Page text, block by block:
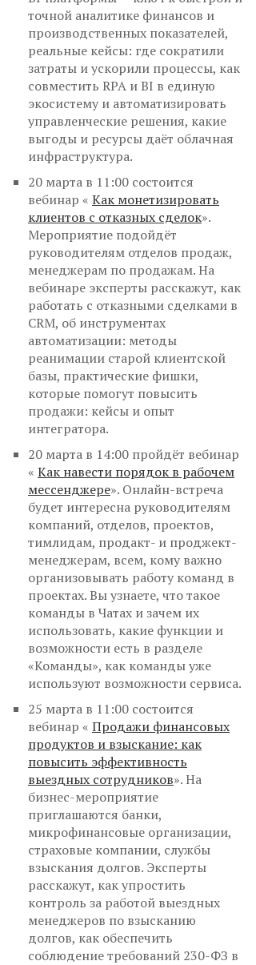
точной аналитике финансов и
производственных показателей,
реальные кейсы: где сократили
затраты и ускорили процессы, как
совместить RPA и BI в единую
экосистему и автоматизировать
управленческие решения, какие
выгоды и ресурсы даёт облачная
инфраструктура.
20 марта в 11:00 состоится
вебинар « Как монетизировать
клиентов с отказных сделок».
Мероприятие подойдёт
руководителям отделов продаж,
менеджерам по продажам. На
вебинаре эксперты расскажут, как
работать с отказными сделками в
CRM, об инструментах
автоматизации: методы
реанимации старой клиентской
базы, практические фишки,
которые помогут повысить
продажи: кейсы и опыт
интегратора.
20 марта в 14:00 пройдёт вебинар
« Как навести порядок в рабочем
мессенджере». Онлайн-встреча
будет интересна руководителям
компаний, отделов, проектов,
тимлидам, продакт- и проджект-
менеджерам, всем, кому важно
организовывать работу команд в
проектах. Вы узнаете, что такое
команды в Чатах и зачем их
использовать, какие функции и
возможности есть в разделе
«Команды», как команды уже
используют возможности сервиса.
25 марта в 11:00 состоится
вебинар « Продажи финансовых
продуктов и взыскание: как
повысить эффективность
выездных сотрудников». На
бизнес-мероприятие
приглашаются банки,
микрофинансовые организации,
страховые компании, службы
взыскания долгов. Эксперты
расскажут, как упростить
контроль за работой выездных
менеджеров по взысканию
долгов, как обеспечить
соблюдение требований 230-ФЗ в